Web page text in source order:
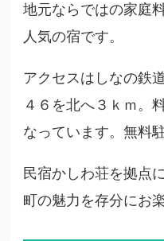
地元ならではの家庭
人気の宿です。
アクセスはしなの鉄
４６を北へ３ｋｍ。
なっています。無料
民宿かしわ荘を拠点
町の魅力を存分にお